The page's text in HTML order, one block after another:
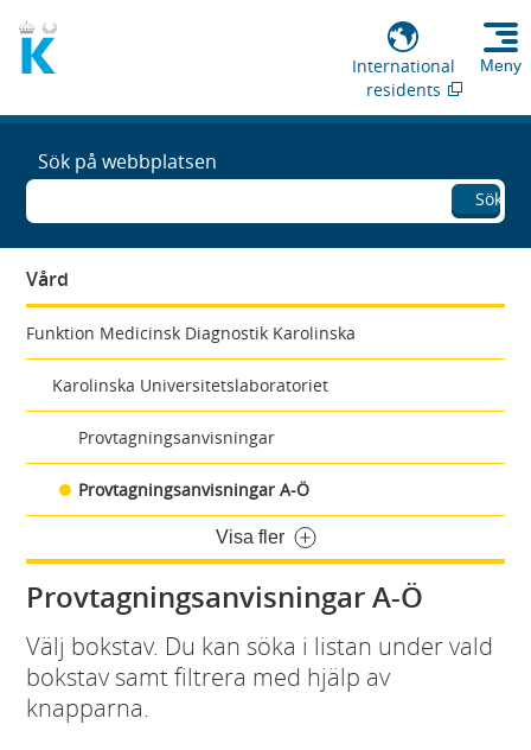
International
residents
Meny
Sök på webbplatsen
Sök
Vård
Funktion Medicinsk Diagnostik Karolinska
Karolinska Universitetslaboratoriet
Provtagningsanvisningar
Provtagningsanvisningar A-Ö
Visa fler
Provtagningsanvisningar A-Ö
Välj bokstav. Du kan söka i listan under vald
bokstav samt filtrera med hjälp av
knapparna.